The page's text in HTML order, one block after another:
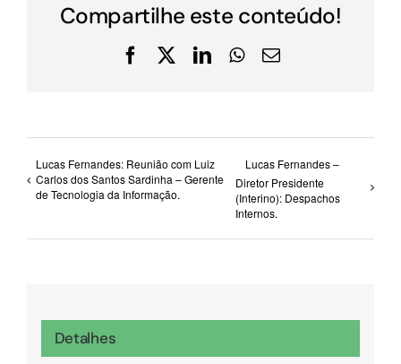
Compartilhe este conteúdo!
Facebook
X LinkedInWhatsApp
E-
Lucas Fernandes: Reunião com Luiz
Carlos dos Santos Sardinha – Gerente
de Tecnologia da Informação.
Lucas Fernandes –
Diretor Presidente
(Interino): Despachos
Internos.
Detalhes